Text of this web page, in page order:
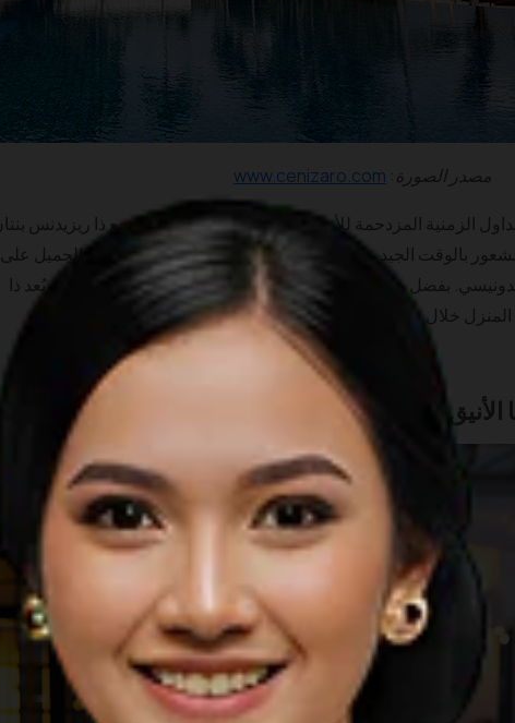
مصدر الصورة: www.cenizaro.com
الزمنية المزدحمة للأنشطة اليومية. حسنًا، يوفر منتجع ذا ريزيدنس بنتان
بالوقت الجيد مع أحبائك. علاوة على ذلك، يقع هذا المنتجع الجميل على
بفضل هذه العلاقة الحميمة بين الاسترخاء والمناظر الرائعة، يُعد ذا
المنزل خلال قضاء عطلة رائعة في جزيرة بنتان.